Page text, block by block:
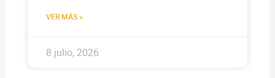
VER MÁS »
8 julio, 2026